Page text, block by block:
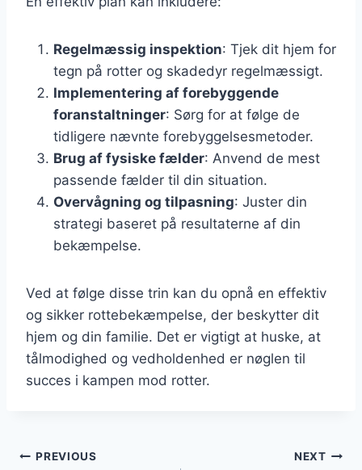
Regelmæssig inspektion: Tjek dit hjem for
tegn på rotter og skadedyr regelmæssigt.
Implementering af forebyggende
foranstaltninger: Sørg for at følge de
tidligere nævnte forebyggelsesmetoder.
Brug af fysiske fælder: Anvend de mest
passende fælder til din situation.
Overvågning og tilpasning: Juster din
strategi baseret på resultaterne af din
bekæmpelse.
Ved at følge disse trin kan du opnå en effektiv
og sikker rottebekæmpelse, der beskytter dit
hjem og din familie. Det er vigtigt at huske, at
tålmodighed og vedholdenhed er nøglen til
succes i kampen mod rotter.
Indlægsnavigation
PREVIOUS NEXT